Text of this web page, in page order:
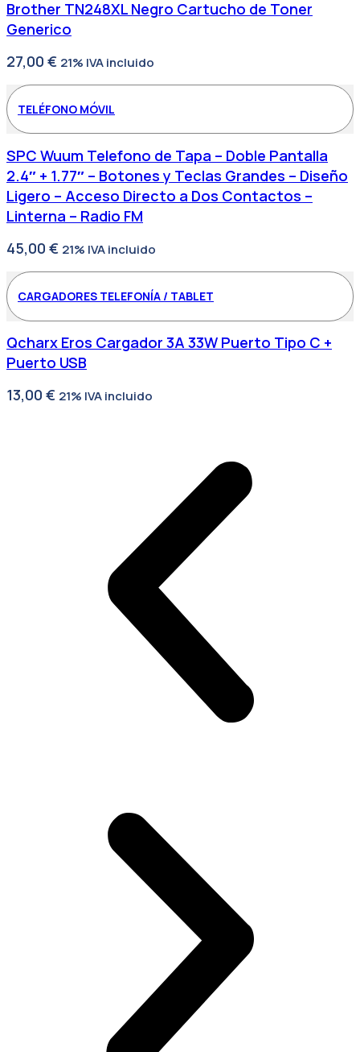
Brother TN248XL Negro Cartucho de Toner
Generico
27,00 € 21% IVA incluido
TELÉFONO MÓVIL
SPC Wuum Telefono de Tapa – Doble Pantalla
2.4″ + 1.77″ – Botones y Teclas Grandes – Diseño
Ligero – Acceso Directo a Dos Contactos –
Linterna – Radio FM
45,00 € 21% IVA incluido
CARGADORES TELEFONÍA / TABLET
Qcharx Eros Cargador 3A 33W Puerto Tipo C +
Puerto USB
13,00 € 21% IVA incluido